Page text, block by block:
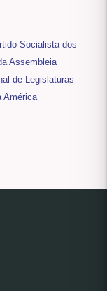
Socialista dos
Assembleia
de Legislaturas
América